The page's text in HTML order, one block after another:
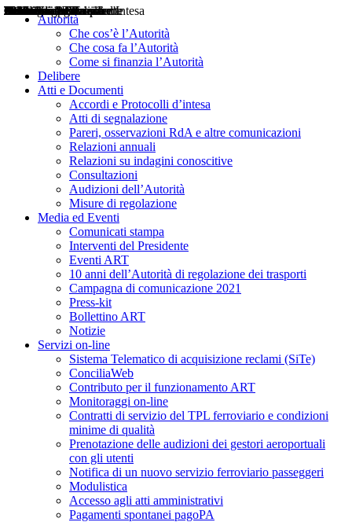
Autorità
Che cos’è l’Autorità
Che cosa fa l’Autorità
Come si finanzia l’Autorità
Delibere
Atti e Documenti
Accordi e Protocolli d’intesa
Atti di segnalazione
Pareri, osservazioni RdA e altre comunicazioni
Relazioni annuali
Relazioni su indagini conoscitive
Consultazioni
Audizioni dell’Autorità
Misure di regolazione
Media ed Eventi
Comunicati stampa
Interventi del Presidente
Eventi ART
10 anni dell’Autorità di regolazione dei trasporti
Campagna di comunicazione 2021
Press-kit
Bollettino ART
Notizie
Servizi on-line
Sistema Telematico di acquisizione reclami (SiTe)
ConciliaWeb
Contributo per il funzionamento ART
Monitoraggi on-line
Contratti di servizio del TPL ferroviario e condizioni
minime di qualità
Prenotazione delle audizioni dei gestori aeroportuali
con gli utenti
Notifica di un nuovo servizio ferroviario passeggeri
Modulistica
Accesso agli atti amministrativi
Pagamenti spontanei pagoPA
Delibere
Pareri
Consultazioni
Audizioni
Atti di Segnalazione
Accordi e Protocolli d'Intesa
Relazioni annuali
Misure di regolazione
Notizie
Comunicati Stampa
Bollettini ART
Convegni ART
Interviste del Presidente
Articoli in primo piano
Interventi del Presidente
2004
2005
2010
2013
2014
2015
2016
2017
2018
2019
202
2020
2021
2022
2023
2024
2025
2026
Aereo
Marittimo
Terrestre